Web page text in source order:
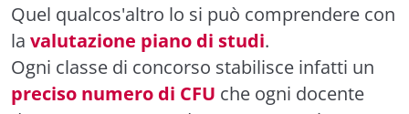
Quel qualcos'altro lo si può comprendere con
la valutazione piano di studi.
Ogni classe di concorso stabilisce infatti un
preciso numero di CFU che ogni docente